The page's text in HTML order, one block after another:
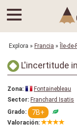
Explora » Francia » Île-
L'incertitude
Zona:
Fontainebleau
Sector: Franchard Isatis
Grado:
7B+
Valoración: